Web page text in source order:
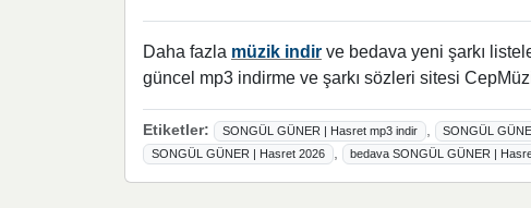
Daha fazla müzik indir ve bedava yeni şarkı
güncel mp3 indirme ve şarkı sözleri sitesi
Etiketler: SONGÜL GÜNER | Hasret mp3 indir , SONGÜL
SONGÜL GÜNER | Hasret 2026 , bedava SONGÜL GÜNER |